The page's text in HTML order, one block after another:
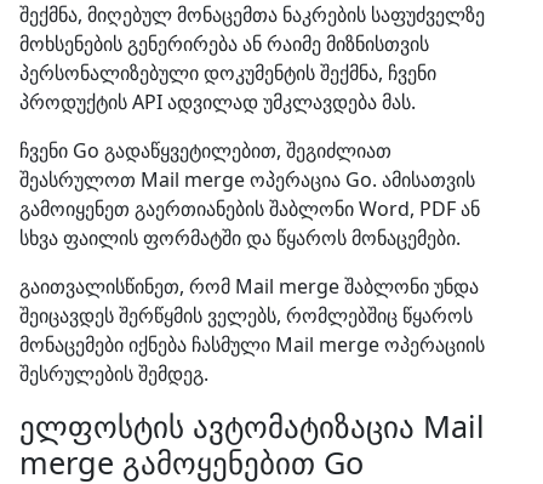
შექმნა, მიღებულ მონაცემთა ნაკრების საფუძველზე
მოხსენების გენერირება ან რაიმე მიზნისთვის
პერსონალიზებული დოკუმენტის შექმნა, ჩვენი
პროდუქტის API ადვილად უმკლავდება მას.
ჩვენი Go გადაწყვეტილებით, შეგიძლიათ
შეასრულოთ Mail merge ოპერაცია Go. ამისათვის
გამოიყენეთ გაერთიანების შაბლონი Word, PDF ან
სხვა ფაილის ფორმატში და წყაროს მონაცემები.
გაითვალისწინეთ, რომ Mail merge შაბლონი უნდა
შეიცავდეს შერწყმის ველებს, რომლებშიც წყაროს
მონაცემები იქნება ჩასმული Mail merge ოპერაციის
შესრულების შემდეგ.
ელფოსტის ავტომატიზაცია Mail
merge გამოყენებით Go